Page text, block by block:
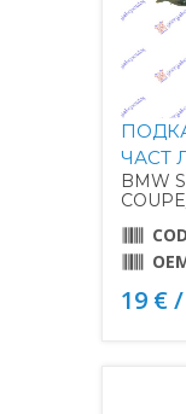
ЧАСТ
BMW
19 €